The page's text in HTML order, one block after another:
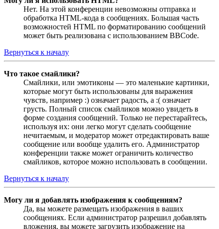
Нет. На этой конференции невозможны отправка и
обработка HTML-кода в сообщениях. Большая часть
возможностей HTML по форматированию сообщений
может быть реализована с использованием BBCode.
Вернуться к началу
Что такое смайлики?
Смайлики, или эмотиконы — это маленькие картинки,
которые могут быть использованы для выражения
чувств, например :) означает радость, а :( означает
грусть. Полный список смайликов можно увидеть в
форме создания сообщений. Только не перестарайтесь,
используя их: они легко могут сделать сообщение
нечитаемым, и модератор может отредактировать ваше
сообщение или вообще удалить его. Администратор
конференции также может ограничить количество
смайликов, которое можно использовать в сообщении.
Вернуться к началу
Могу ли я добавлять изображения к сообщениям?
Да, вы можете размещать изображения в ваших
сообщениях. Если администратор разрешил добавлять
вложения, вы можете загрузить изображение на